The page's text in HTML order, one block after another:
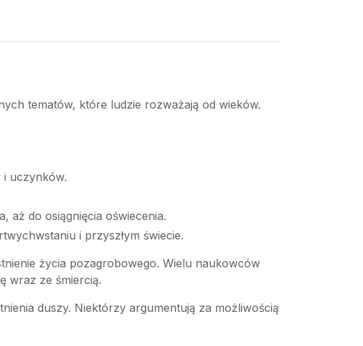
tematów, które ludzie rozważają od wieków.
i uczynków.
aż do osiągnięcia oświecenia.
i przyszłym świecie.
życia pozagrobowego. Wielu naukowców
wraz ze śmiercią.
duszy. Niektórzy argumentują za możliwością